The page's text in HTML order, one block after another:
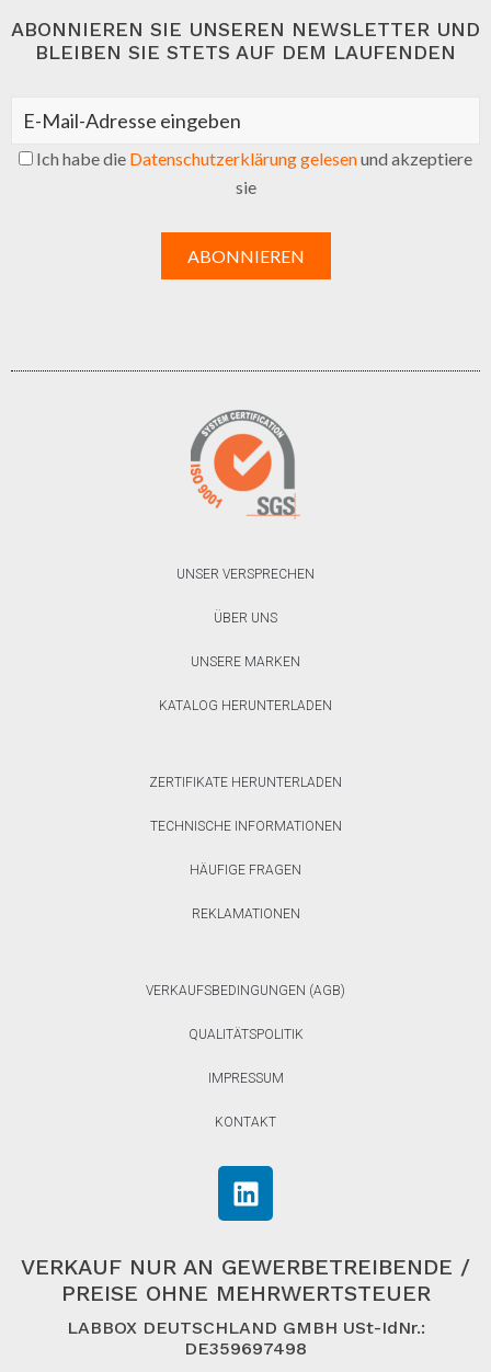
ABONNIEREN SIE UNSEREN NEWSLETTER UND
BLEIBEN SIE STETS AUF DEM LAUFENDEN
Ich habe die Datenschutzerklärung gelesenund akzeptiere
sie
UNSER VERSPRECHEN
ÜBER UNS
UNSERE MARKEN
KATALOG HERUNTERLADEN
ZERTIFIKATE HERUNTERLADEN
TECHNISCHE INFORMATIONEN
HÄUFIGE FRAGEN
REKLAMATIONEN
VERKAUFSBEDINGUNGEN (AGB)
QUALITÄTSPOLITIK
IMPRESSUM
KONTAKT
VERKAUF NUR AN GEWERBETREIBENDE /
PREISE OHNE MEHRWERTSTEUER
LABBOX DEUTSCHLAND GMBH USt-IdNr.:
DE359697498